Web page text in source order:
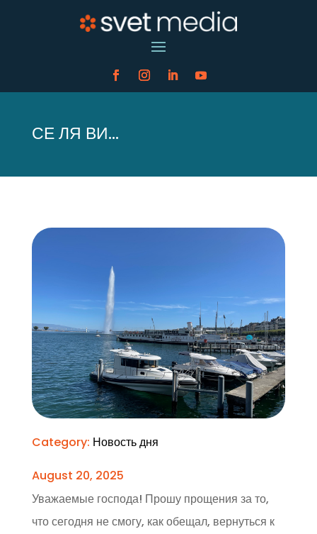
СЕ ЛЯ ВИ…
Category: Новость дня
August 20, 2025
Уважаемые господа! Прошу прощения за то,
что сегодня не смогу, как обещал, вернуться к